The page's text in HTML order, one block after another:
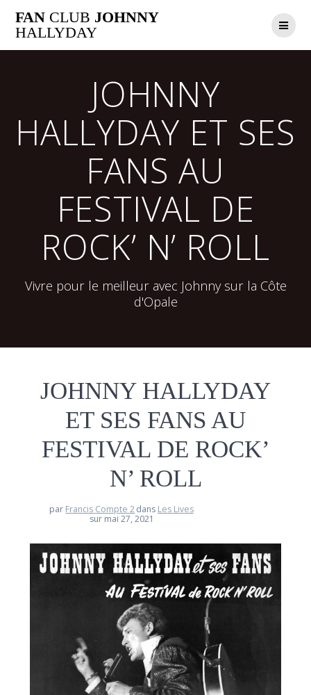
au
FAN CLUB JOHNNY
HALLYDAY
JOHNNY
HALLYDAY ET SES
FANS AU
FESTIVAL DE
ROCK’ N’ ROLL
Vivre pour le meilleur avec Johnny sur la Côte
d'Opale
JOHNNY HALLYDAY
ET SES FANS AU
FESTIVAL DE ROCK’
N’ ROLL
par Francis Compte 2dans Les Lives
sur mai 27, 2021